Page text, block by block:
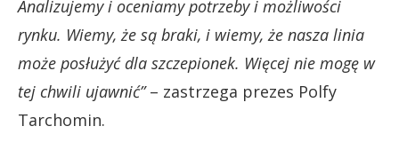
Analizujemy i oceniamy potrzeby i możliwości
rynku. Wiemy, że są braki, i wiemy, że nasza linia
może posłużyć dla szczepionek. Więcej nie mogę w
tej chwili ujawnić”– zastrzega prezes Polfy
Tarchomin.